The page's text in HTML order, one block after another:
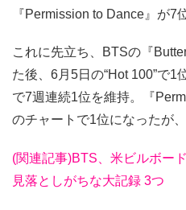
『Permission to Dance』が7
これに先立ち、BTSの『
た後、6月5日の“Hot 100”で1
で7週連続1位を維持。『
のチャートで1位になったが
(関連記事)BTS、米ビルボー
見落としがちな大記録 3つ